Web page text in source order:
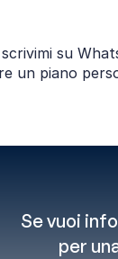
su
piano
Se vuoi
per